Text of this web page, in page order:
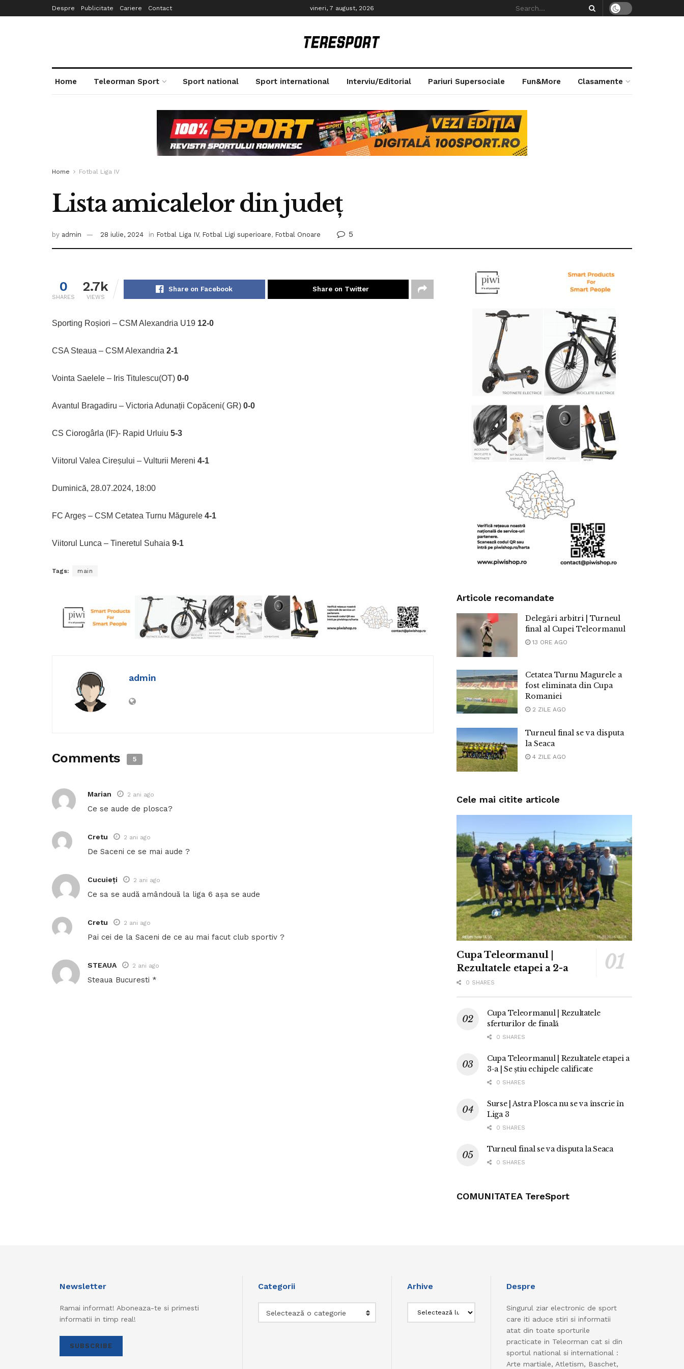
Despre Publicitate Cariere Contact vineri, 7 august, 2026
Home Teleorman Sport Sport national Sport international Interviu/Editorial Pariuri Supersociale Fun&More Clasamente
Home Fotbal Liga IV
Lista amicalelor din județ
by admin 28 iulie, 2024 in Fotbal Liga IV, Fotbal Ligi superioare, Fotbal Onoare 5
0
SHARES
2.7k
VIEWS
Share on Facebook Share on Twitter
Sporting Roșiori – CSM Alexandria U19 12-0
CSA Steaua – CSM Alexandria 2-1
Vointa Saelele – Iris Titulescu(OT) 0-0
Avantul Bragadiru – Victoria Adunații Copăceni( GR) 0-0
CS Ciorogârla (IF)- Rapid Urluiu 5-3
Viitorul Valea Cireșului – Vulturii Mereni 4-1
Duminică, 28.07.2024, 18:00
FC Argeș – CSM Cetatea Turnu Măgurele 4-1
Viitorul Lunca – Tineretul Suhaia 9-1
Tags: main
admin
Comments 5
Marian 2 ani ago
Ce se aude de plosca?
Cretu 2 ani ago
De Saceni ce se mai aude ?
Cucuieți 2 ani ago
Ce sa se audă amândouă la liga 6 așa se aude
Cretu 2 ani ago
Pai cei de la Saceni de ce au mai facut club sportiv ?
STEAUA 2 ani ago
Steaua Bucuresti *
Articole recomandate
Delegări arbitri | Turneul
final al Cupei Teleormanul
13 ORE AGO
Cetatea Turnu Magurele a
fost eliminata din Cupa
Romaniei
2 ZILE AGO
Turneul final se va disputa
la Seaca
4 ZILE AGO
Cele mai citite articole
Cupa Teleormanul |
Rezultatele etapei a 2-a
0 SHARES
Cupa Teleormanul | Rezultatele
sferturilor de finală
0 SHARES
Cupa Teleormanul | Rezultatele etapei a
3-a | Se știu echipele calificate
0 SHARES
Surse | Astra Plosca nu se va înscrie în
Liga 3
0 SHARES
Turneul final se va disputa la Seaca
0 SHARES
COMUNITATEA TereSport
Newsletter
Ramai informat! Aboneaza-te si primesti
informatii in timp real!
SUBSCRIBE
Categorii
Selectează o categorie
Arhive Despre
Singurul ziar electronic de sport
care iti aduce stiri si informatii
atat din toate sporturile
practicate in Teleorman cat si din
sportul national si international :
Arte martiale, Atletism, Baschet,